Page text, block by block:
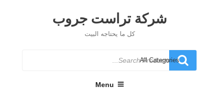
شركة تراست جروب
كل ما يحتاجه البيت
Search
for
Menu